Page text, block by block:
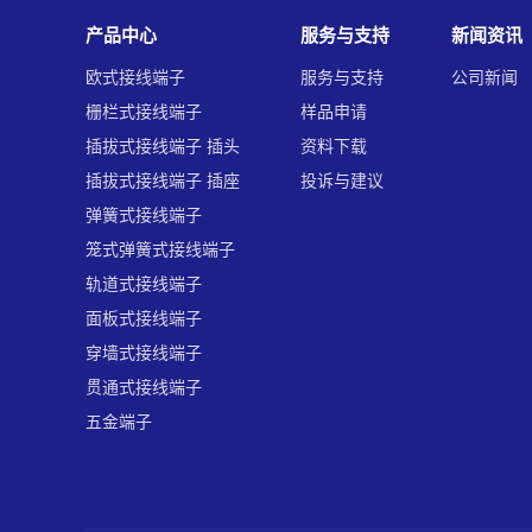
产品中心
欧式接线端子
栅栏式接线端子
插拔式接线端子 插头
插拔式接线端子 插座
弹簧式接线端子
笼式弹簧式接线端子
轨道式接线端子
面板式接线端子
穿墙式接线端子
贯通式接线端子
五金端子
服务与支持
服务与支持
样品申请
资料下载
投诉与建议
新闻资讯
公司新闻